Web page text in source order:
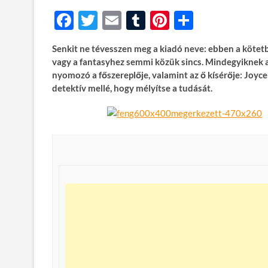
F
ac
e
b
o
T
w
itt
er
E
ail
T
m
bl
r
Pi
nt
er
es
t
za
m
e
g
Senkit ne tévesszen meg a kiadó neve: ebben a
vagy a fantasyhez semmi közük sincs.
nyomozó a főszereplője, valamint az ő kísérője:
detektív mellé, hogy mélyítse a tudását.